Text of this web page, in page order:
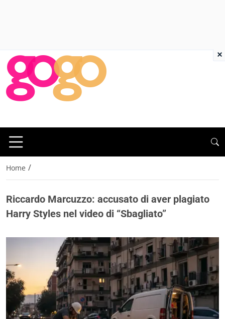
Home /
Riccardo Marcuzzo: accusato di aver plagiato
Harry Styles nel video di “Sbagliato”
×